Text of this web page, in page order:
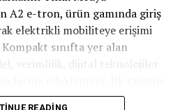
günümüzde bina
bir kontrol sistemi değil;
A2 e-tron, ürün gamında giriş
elektrikli mobiliteye erişimi
sınıfta yer alan
verimlilik, dijital teknolojiler
ise Audi’nin bu segmentteki
READING